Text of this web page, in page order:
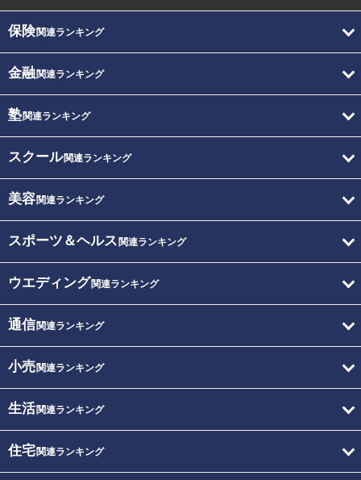
保険関連ランキング
金融関連ランキング
塾関連ランキング
スクール関連ランキング
美容関連ランキング
スポーツ＆ヘルス 関連ランキング
ウエディング関連ランキング
通信関連ランキング
小売関連ランキング
生活関連ランキング
住宅関連ランキング